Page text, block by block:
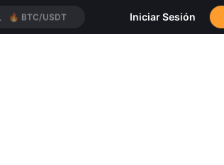
🔥 BTC/USDT Iniciar Sesión